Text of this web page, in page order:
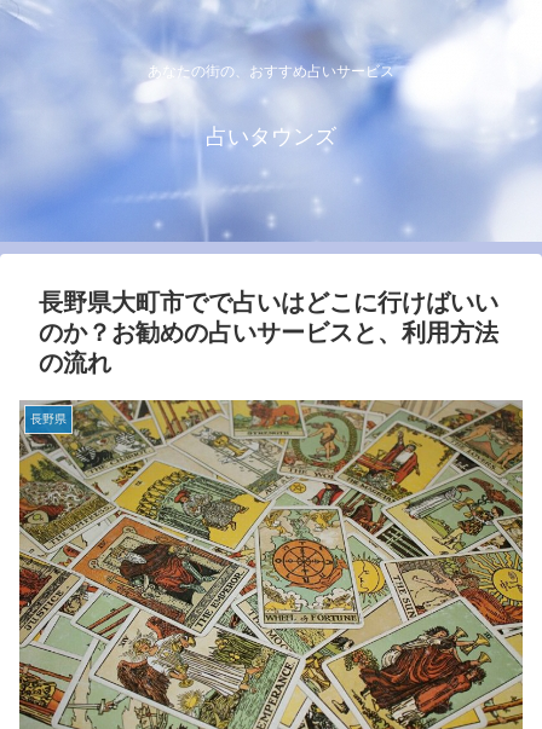
あなたの街の、おすすめ占いサービス
占いタウンズ
長野県大町市でで占いはどこに行けばいい
のか？お勧めの占いサービスと、利用方法
の流れ
長野県